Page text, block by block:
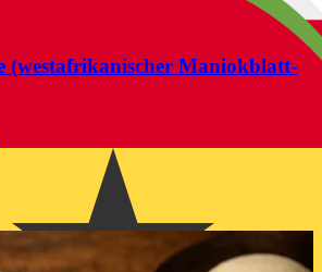
(westafrikanischer Maniokblatt-